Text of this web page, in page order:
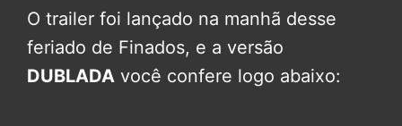
O trailer foi lançado na manhã desse
feriado de Finados, e a versão
DUBLADA você confere logo abaixo: